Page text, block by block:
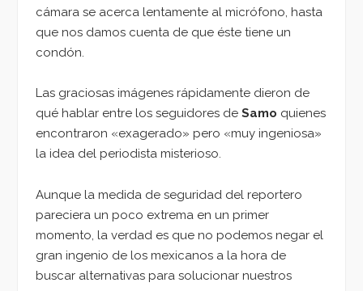
cámara se acerca lentamente al micrófono, hasta
que nos damos cuenta de que éste tiene un
condón.
Las graciosas imágenes rápidamente dieron de
qué hablar entre los seguidores de Samo quienes
encontraron «exagerado» pero «muy ingeniosa»
la idea del periodista misterioso.
Aunque la medida de seguridad del reportero
pareciera un poco extrema en un primer
momento, la verdad es que no podemos negar el
gran ingenio de los mexicanos a la hora de
buscar alternativas para solucionar nuestros